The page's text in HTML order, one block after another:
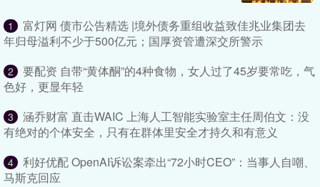
1
富灯网 债市公告精选 |境外债务重组收益致佳兆业集团去
年归母溢利不少于500亿元；国厚资管遭深交所警示
2
要配资 自带“黄体酮”的4种食物，女人过了45岁要常吃，气
色好，更显年轻
3
涵乔财富 直击WAIC 上海人工智能实验室主任周伯文：没
有绝对的个体安全，只有在群体里安全才持久和有意义
4
利好优配 OpenAI诉讼案牵出“72小时CEO”：当事人自嘲、
马斯克回应